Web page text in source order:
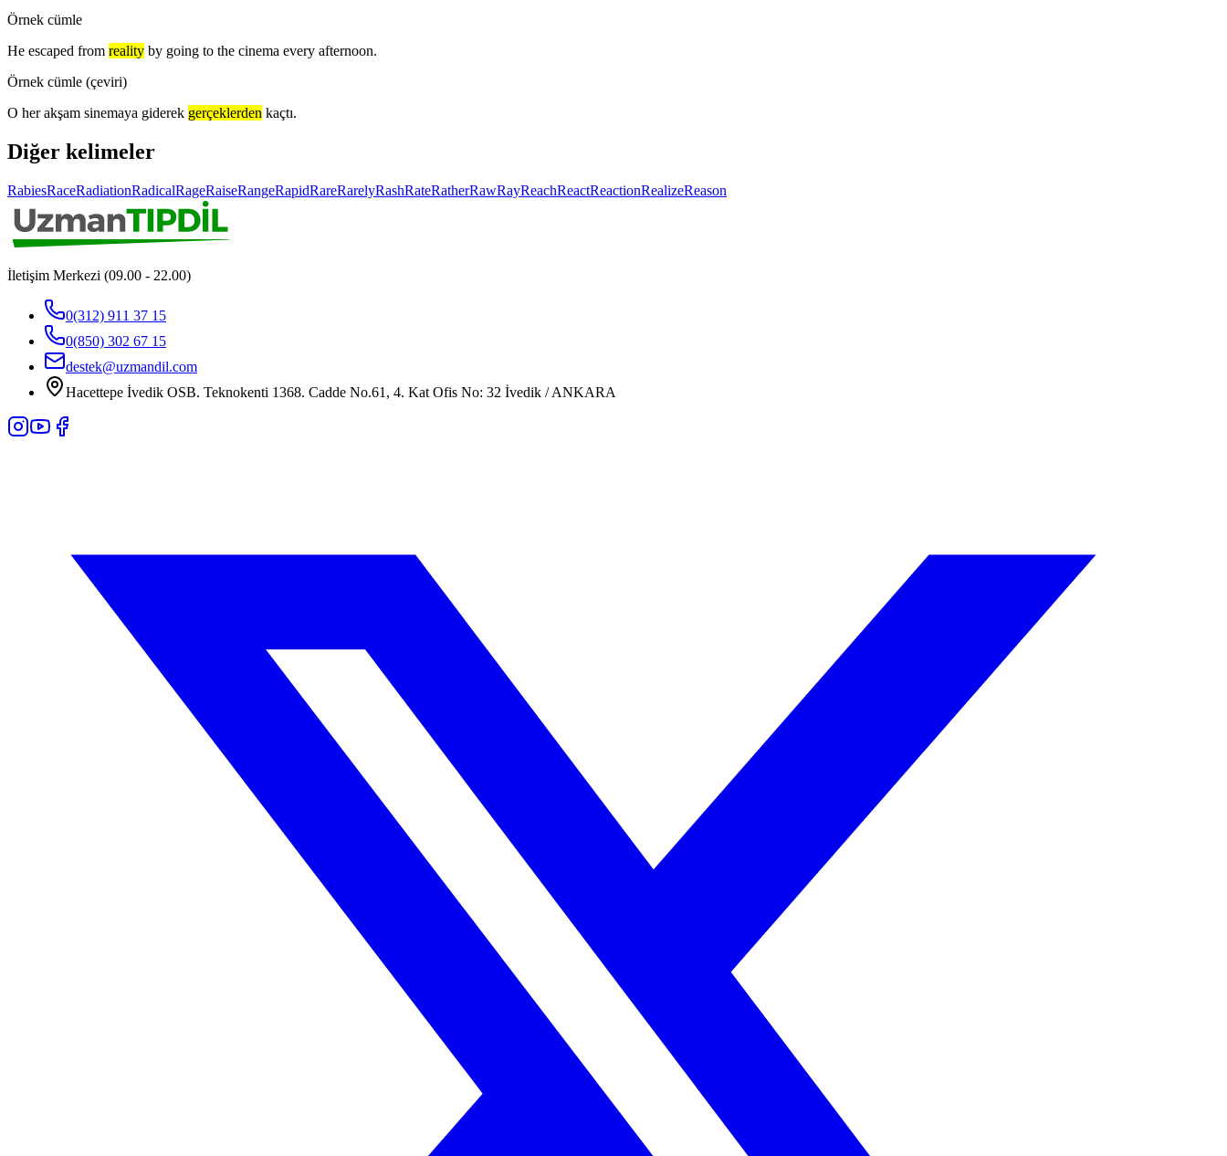
Örnek cümle
He escaped from reality by going to the cinema every afternoon.
Örnek cümle (çeviri)
O her akşam sinemaya giderek gerçeklerden kaçtı.
Diğer kelimeler
RabiesRaceRadiationRadicalRageRaiseRangeRapidRareRarelyRashRateRatherRawRayReachReactReactionRealizeReason
İletişim Merkezi (09.00 - 22.00)
0(312) 911 37 15
0(850) 302 67 15
destek@uzmandil.com
Hacettepe İvedik OSB. Teknokenti 1368. Cadde No.61, 4. Kat Ofis No: 32 İvedik / ANKARA